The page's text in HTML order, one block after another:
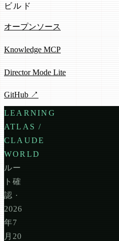
ビルド
オープンソース
Knowledge MCP
Director Mode Lite
GitHub ↗
LEARNING
ATLAS /
CLAUDE
WORLD
ルー
ト確
認 ·
2026
年7
月20